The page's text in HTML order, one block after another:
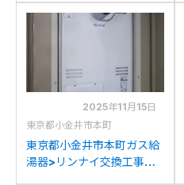
AT-4203ARS4SW3QUか
らリンナイRUFH-
2025年11月15日
東京都小金井市本町
東京都小金井市本町ガス給
湯器>リンナイ交換工事施